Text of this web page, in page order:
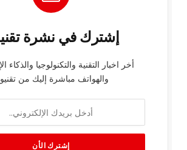
إشترك في نشرة
أخر اخبار التقنية والتكنولوجيا والذكاء
والهواتف مباشرة إليك من